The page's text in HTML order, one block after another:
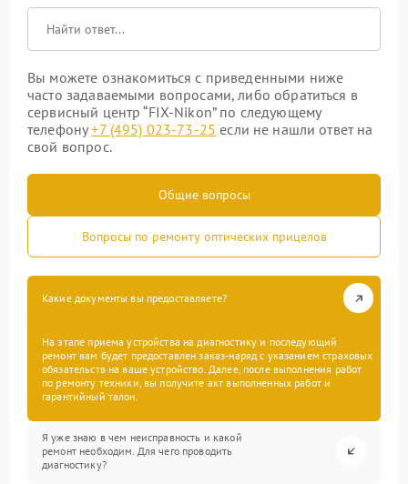
Вы можете ознакомиться с приведенными ниже
часто задаваемыми вопросами, либо обратиться в
сервисный центр “FIX-Nikon” по следующему
телефону+7 (495) 023-73-25 если не нашли ответ на
свой вопрос.
Общие вопросы
Вопросы по ремонту оптических прицелов
Какие документы вы предоставляете?
На этапе приема устройства на диагностику и последующий
ремонт вам будет предоставлен заказ-наряд с указанием страховых
обязательств на ваше устройство. Далее, после выполнения работ
по ремонту техники, вы получите акт выполненных работ и
гарантийный талон.
Я уже знаю в чем неисправность и какой
ремонт необходим. Для чего проводить
диагностику?